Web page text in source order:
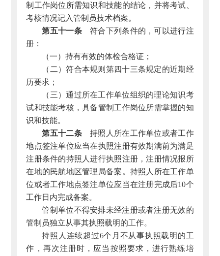
制工作岗位所需知识和技能的结论，并将考试、
考核情况记入管制员技术档案。
第五十一条符合下列条件的，可以进行注
册：
（一）持有有效的体检合格证；
（二）符合本规则第四十三条规定的近期经
历要求；
（三）通过所在工作单位组织的理论知识考
试和技能考核，具备管制工作岗位所需掌握的知
识和技能。
第五十二条持照人所在工作单位或者工作
地点签注单位应当在执照注册有效期满前为满足
注册条件的持照人进行执照注册，注册情况报所
在地的民航地区管理局备案。持照人所在工作单
位或者工作地点签注单位应当在注册完成后10个
工作日内完成备案。
管制单位不得安排未经注册或者注册无效的
管制员独立从事其执照载明的工作。
持照人连续超过6个月不从事执照载明的工
作，再次注册时，应当按照要求，进行熟练培